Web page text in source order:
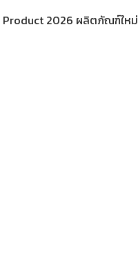
Product 2026 ผลิตภัณฑ์ใหม่